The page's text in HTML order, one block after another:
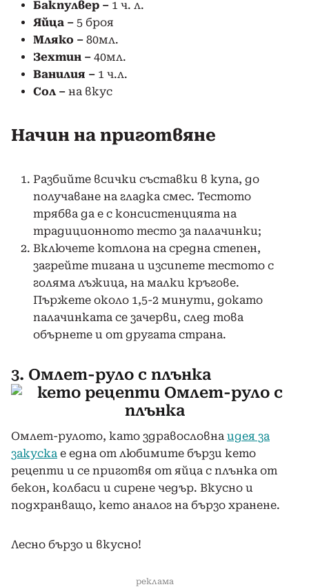
Бакпулвер – 1 ч. л.
Яйца – 5 броя
Мляко – 80мл.
Зехтин – 40мл.
Ванилия – 1 ч.л.
Сол – на вкус
Начин на приготвяне
Разбийте всички съставки в купа, до
получаване на гладка смес. Тестото
трябва да е с консистенцията на
традиционното тесто за палачинки;
Включете котлона на средна степен,
загрейте тигана и изсипете тестото с
голяма лъжица, на малки кръгове.
Пържете около 1,5-2 минути, докато
палачинката се зачерви, след това
обърнете и от другата страна.
3. Омлет-руло с плънка
Омлет-рулото, като здравословна идея за
закуска е една от любимите бързи кето
рецепти и се приготвя от яйца с плънка от
бекон, колбаси и сирене чедър. Вкусно и
подхранващо, кето аналог на бързо хранене.
Лесно бързо и вкусно!
реклама